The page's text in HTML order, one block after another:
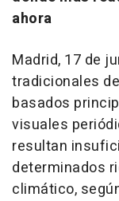
ahora
Madrid, 17 de
tradicionales
basados
visuales
resultan
determinados
climático,